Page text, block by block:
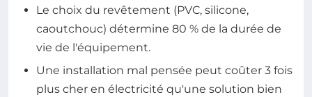
Le choix du revêtement (PVC, silicone,
caoutchouc) détermine 80 % de la durée de
vie de l'équipement.
Une installation mal pensée peut coûter 3 fois
plus cher en électricité qu'une solution bien